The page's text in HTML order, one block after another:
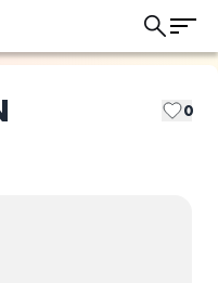
0
終了しました